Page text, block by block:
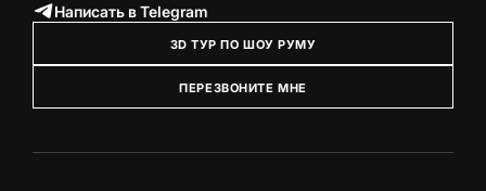
Написать в Telegram
3D ТУР ПО ШОУ РУМУ
ПЕРЕЗВОНИТЕ МНЕ